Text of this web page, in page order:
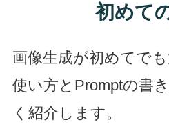
初めて
画像生成が初めてで
使い方とPromptの書
く紹介します。